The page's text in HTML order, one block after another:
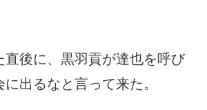
直後に、黒羽貢が達也を呼び
出るなと言って来た。